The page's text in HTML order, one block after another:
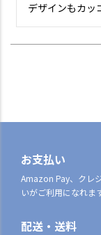
デザインもカッ
お支払い
Amazon Pay、クレ
いがご利用になれま
配送・送料